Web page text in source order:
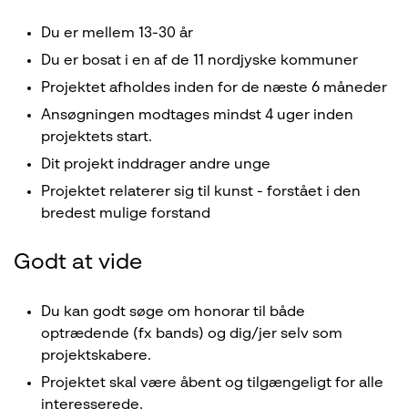
Du er mellem 13-30 år
Du er bosat i en af de 11 nordjyske kommuner
Projektet afholdes inden for de næste 6 måneder
Ansøgningen modtages mindst 4 uger inden
projektets start.
Dit projekt inddrager andre unge
Projektet relaterer sig til kunst - forstået i den
bredest mulige forstand
Godt at vide
Du kan godt søge om honorar til både
optrædende (fx bands) og dig/jer selv som
projektskabere.
Projektet skal være åbent og tilgængeligt for alle
interesserede.